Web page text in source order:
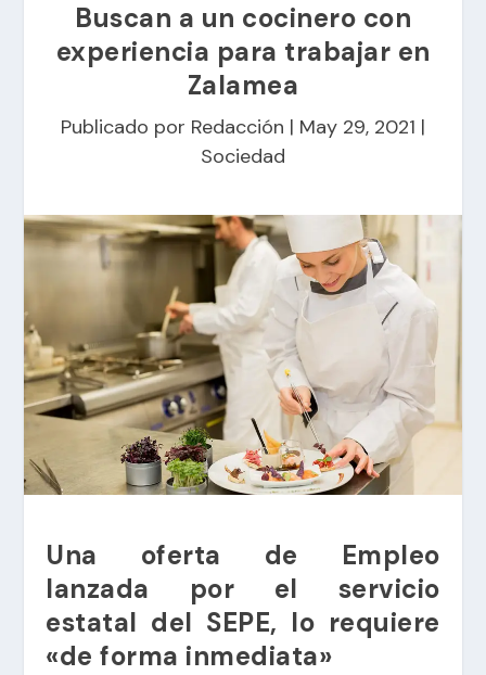
Buscan a un cocinero con
experiencia para trabajar en
Zalamea
Publicado por Redacción | May 29, 2021 |
Sociedad
Una oferta de Empleo
lanzada por el servicio
estatal del SEPE, lo requiere
«de forma inmediata»